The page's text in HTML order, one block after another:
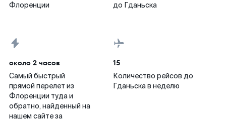
Флоренции
до Гданьска
около 2 часов
Самый быстрый
прямой перелет из
Флоренции туда и
обратно, найденный на
нашем сайте за
15
Количество рейсов до
Гданьска в неделю